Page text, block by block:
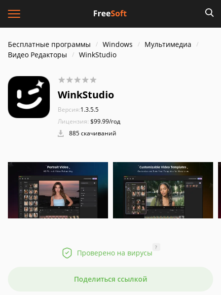
Бесплатные программы Windows
Мультимедиа
Видео Редакторы
WinkStudio
WinkStudio
Версия:1.3.5.5
Лицензия: $99.99/год
885 скачиваний
Проверено на вирусы
?
Поделиться ссылкой